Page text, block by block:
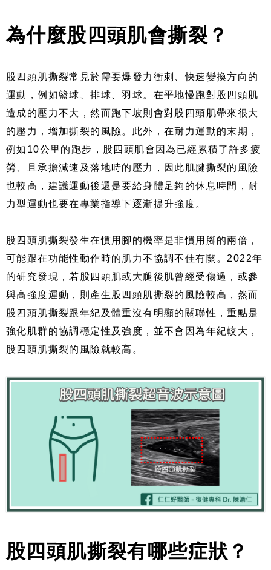
為什麼股四頭肌會撕裂？
股四頭肌撕裂常見於需要爆發力衝刺、快速變換方向的
運動，例如籃球、排球、羽球。在平地慢跑對股四頭肌
造成的壓力不大，然而跑下坡則會對股四頭肌帶來很大
的壓力，增加撕裂的風險。此外，在耐力運動的末期，
例如10公里的跑步，股四頭肌會因為已經累積了許多疲
勞、且承擔減速及落地時的壓力，因此肌腱撕裂的風險
也較高，建議運動後還是要給身體足夠的休息時間，耐
力型運動也要在專業指導下逐漸提升強度。
股四頭肌撕裂發生在慣用腳的機率是非慣用腳的兩倍，
可能跟在功能性動作時的肌力不協調不佳有關。2022年
的研究發現，若股四頭肌或大腿後肌曾經受傷過，或參
與高強度運動，則產生股四頭肌撕裂的風險較高，然而
股四頭肌撕裂跟年紀及體重沒有明顯的關聯性，重點是
強化肌群的協調穩定性及強度，並不會因為年紀較大，
股四頭肌撕裂的風險就較高。
股四頭肌撕裂有哪些症狀？